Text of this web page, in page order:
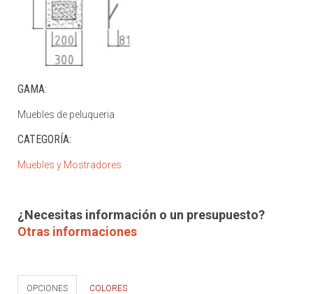
GAMA:
Muebles de peluqueria
CATEGORÍA:
Muebles y Mostradores
¿Necesitas información o un presupuesto?
Otras informaciones
OPCIONES COLORES